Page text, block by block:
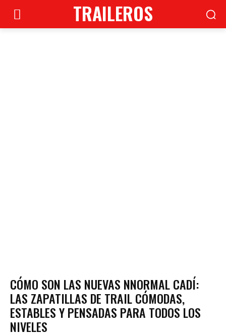
TRAILEROS
CÓMO SON LAS NUEVAS NNORMAL CADÍ:
LAS ZAPATILLAS DE TRAIL CÓMODAS,
ESTABLES Y PENSADAS PARA TODOS LOS
NIVELES